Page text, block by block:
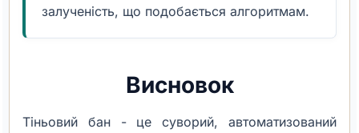
залученість, що подобається алгоритмам.
Висновок
Тіньовий бан - це суворий, автоматизований